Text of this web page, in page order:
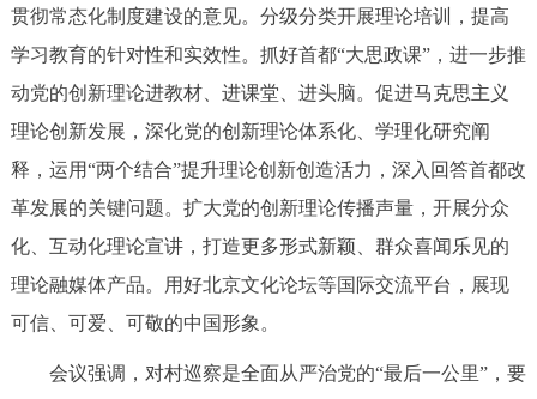
贯彻常态化制度建设的意见。分级分类开展理论培训，提高
学习教育的针对性和实效性。抓好首都“大思政课”，进一步推
动党的创新理论进教材、进课堂、进头脑。促进马克思主义
理论创新发展，深化党的创新理论体系化、学理化研究阐
释，运用“两个结合”提升理论创新创造活力，深入回答首都改
革发展的关键问题。扩大党的创新理论传播声量，开展分众
化、互动化理论宣讲，打造更多形式新颖、群众喜闻乐见的
理论融媒体产品。用好北京文化论坛等国际交流平台，展现
可信、可爱、可敬的中国形象。
会议强调，对村巡察是全面从严治党的“最后一公里”，要